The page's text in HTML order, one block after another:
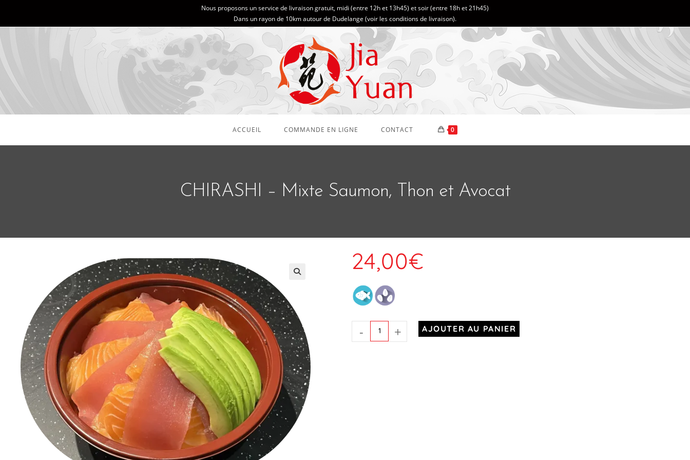
Nous proposons un service de livraison gratuit, midi (entre 12h et 13h45) et soir (entre 18h et 21h45)
Dans un rayon de 10km autour de Dudelange (voir les conditions de livraison).
ACCUEIL COMMANDE EN LIGNE CONTACT 0
CHIRASHI – Mixte Saumon, Thon et Avocat
24,00€
- + AJOUTER AU PANIER